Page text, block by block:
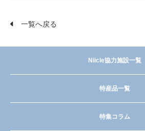
一覧へ戻る
Niicle協力施設一覧
特産品一覧
特集コラム